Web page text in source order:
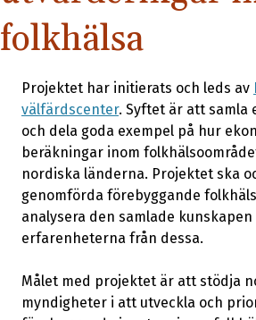
folkhälsa
Projektet har initierats och leds av
välfärdscenter. Syftet är att samla
och dela goda exempel på hur
beräkningar inom
nordiska länderna. Projektet ska
genomförda förebyggande
analysera den samlade kunskapen
erfarenheterna från dessa.
Målet med projektet är att stödja
myndigheter i att utveckla och